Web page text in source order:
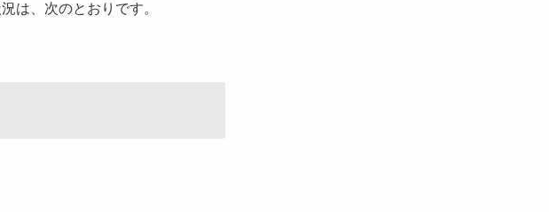
は、次のとおりです。